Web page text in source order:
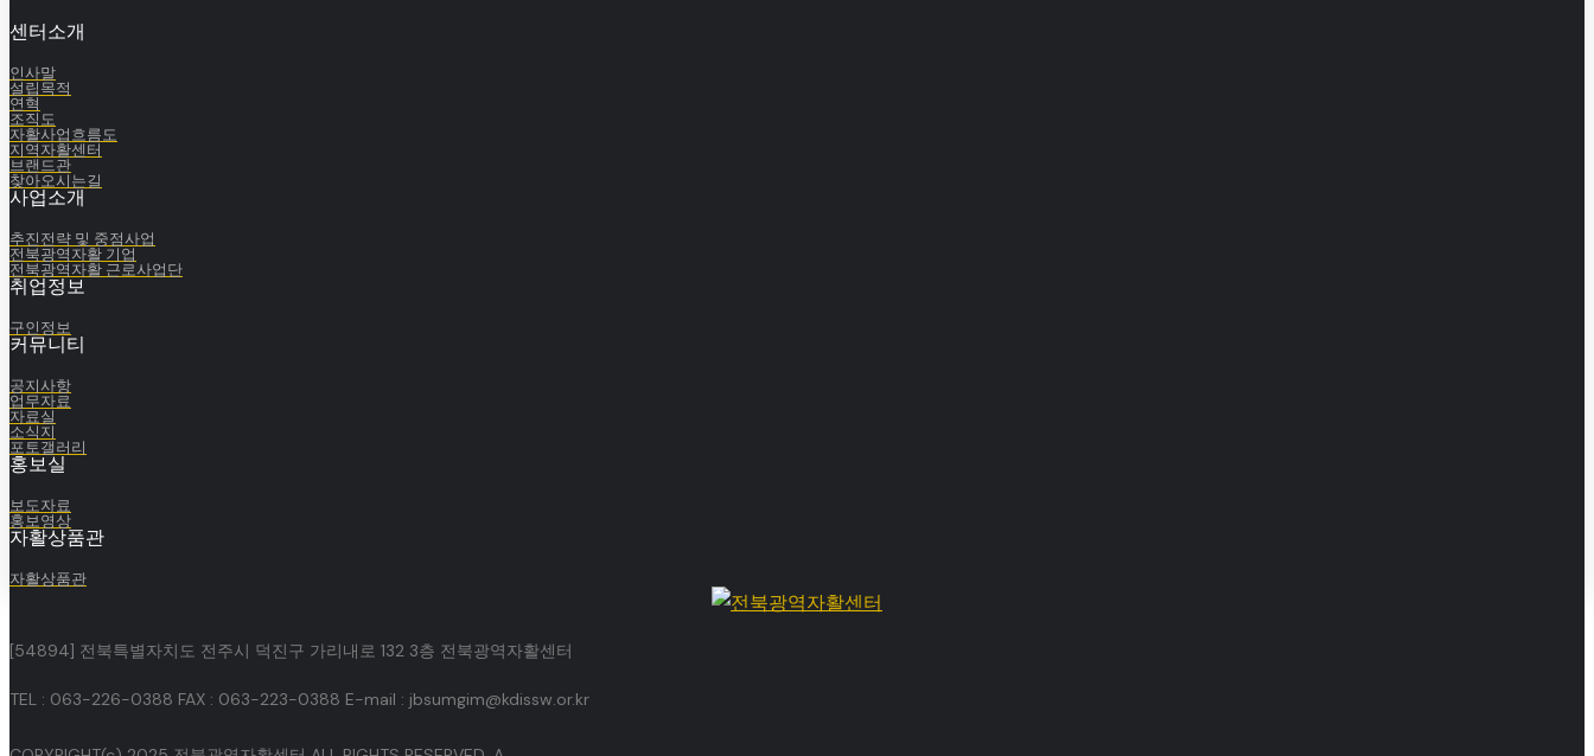
센터소개
인사말
설립목적
연혁
조직도
자활사업흐름도
지역자활센터
브랜드관
찾아오시는길
사업소개
추진전략 및 중점사업
전북광역자활 기업
전북광역자활 근로사업단
취업정보
구인정보
커뮤니티
공지사항
업무자료
자료실
소식지
포토갤러리
홍보실
보도자료
홍보영상
자활상품관
자활상품관
[54894] 전북특별자치도 전주시 덕진구 가리내로 132 3층 전북광역자활센터
TEL : 063-226-0388 FAX : 063-223-0388 E-mail : jbsumgim@kdissw.or.kr